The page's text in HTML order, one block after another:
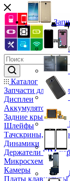
Каталог
Запчасти для
Дисплеи
Аккумуляторы
Задние крышки
Шлейфы
Тачскрины,
Динамики
Держатели SIM-
Микросхемы
Камеры
Платы клавиатуры